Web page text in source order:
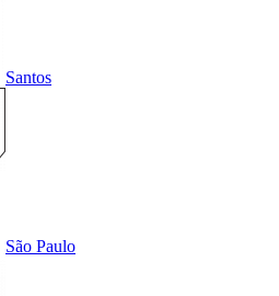
Santos
São Paulo